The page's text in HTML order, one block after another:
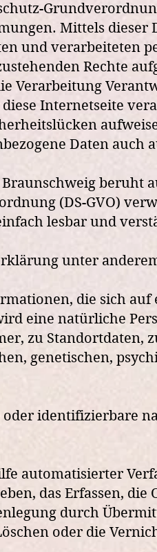
Mittels
und verarbeiteten
Rechte
Verarbeitung
Internetseite
Daten
beruht
(DS-GVO)
lesbar und
unter
die sich
eine natürliche
zu Standortdaten,
genetischen,
identifizierbare
automatisierter
das Erfassen,
durch
oder die